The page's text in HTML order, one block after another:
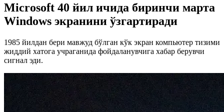
Microsoft 40 йил ичида биринчи марта
Windows экранини ўзгартиради
1985 йилдан бери мавжуд бўлган кўк экран компьютер тизими
жиддий хатога учраганида фойдаланувчига хабар берувчи
сигнал эди.